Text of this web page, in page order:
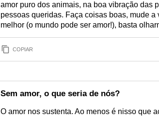
amor puro dos animais, na boa vibração das
pessoas queridas. Faça coisas boas, mude
melhor (o mundo pode ser amor!), basta
COPIAR
Sem amor, o que seria de nós?
O amor nos sustenta. Ao menos é nisso que